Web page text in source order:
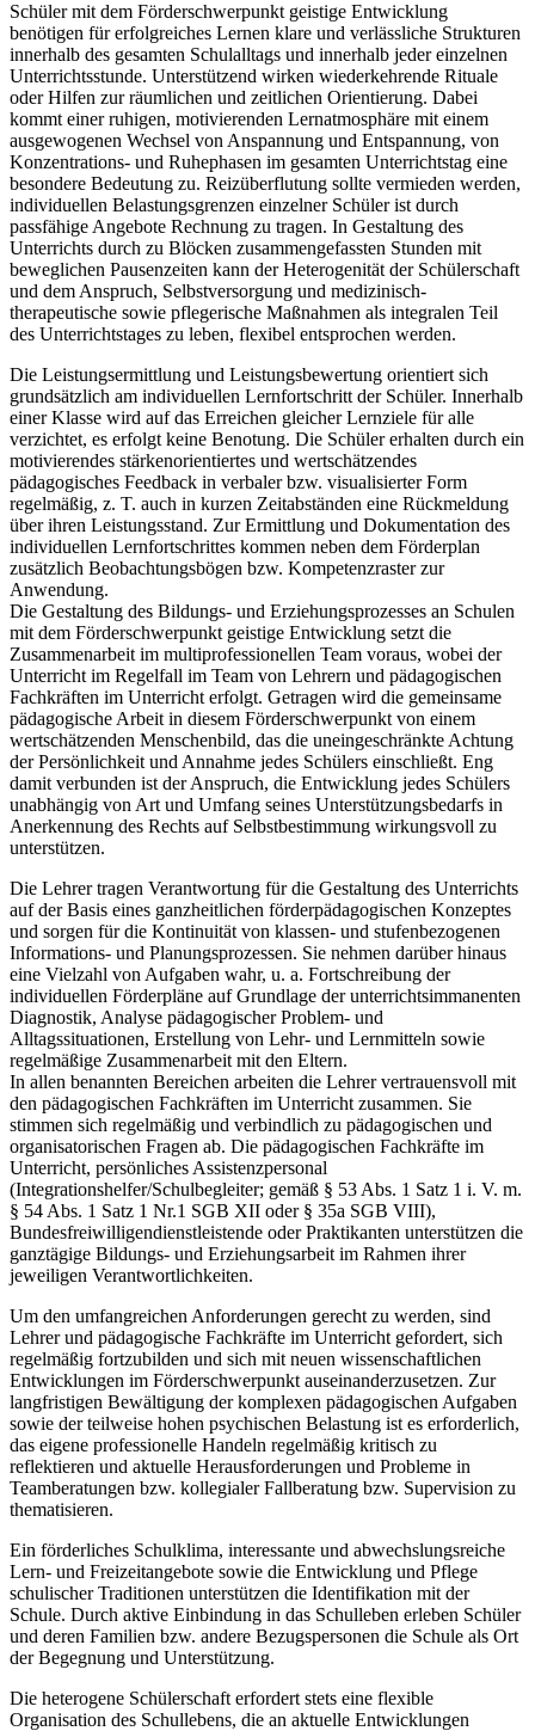
Schüler mit dem Förderschwerpunkt geistige Entwicklung
benötigen für erfolgreiches Lernen klare und verlässliche Strukturen
innerhalb des gesamten Schulalltags und innerhalb jeder einzelnen
Unterrichtsstunde. Unterstützend wirken wiederkehrende Rituale
oder Hilfen zur räumlichen und zeitlichen Orientierung. Dabei
kommt einer ruhigen, motivierenden Lernatmosphäre mit einem
ausgewogenen Wechsel von Anspannung und Entspannung, von
Konzentrations- und Ruhephasen im gesamten Unterrichtstag eine
besondere Bedeutung zu. Reizüberflutung sollte vermieden werden,
individuellen Belastungsgrenzen einzelner Schüler ist durch
passfähige Angebote Rechnung zu tragen. In Gestaltung des
Unterrichts durch zu Blöcken zusammengefassten Stunden mit
beweglichen Pausenzeiten kann der Heterogenität der Schülerschaft
und dem Anspruch, Selbstversorgung und medizinisch-
therapeutische sowie pflegerische Maßnahmen als integralen Teil
des Unterrichtstages zu leben, flexibel entsprochen werden.
Die Leistungsermittlung und Leistungsbewertung orientiert sich
grundsätzlich am individuellen Lernfortschritt der Schüler. Innerhalb
einer Klasse wird auf das Erreichen gleicher Lernziele für alle
verzichtet, es erfolgt keine Benotung. Die Schüler erhalten durch ein
motivierendes stärkenorientiertes und wertschätzendes
pädagogisches Feedback in verbaler bzw. visualisierter Form
regelmäßig, z. T. auch in kurzen Zeitabständen eine Rückmeldung
über ihren Leistungsstand. Zur Ermittlung und Dokumentation des
individuellen Lernfortschrittes kommen neben dem Förderplan
zusätzlich Beobachtungsbögen bzw. Kompetenzraster zur
Anwendung.
Die Gestaltung des Bildungs- und Erziehungsprozesses an Schulen
mit dem Förderschwerpunkt geistige Entwicklung setzt die
Zusammenarbeit im multiprofessionellen Team voraus, wobei der
Unterricht im Regelfall im Team von Lehrern und pädagogischen
Fachkräften im Unterricht erfolgt. Getragen wird die gemeinsame
pädagogische Arbeit in diesem Förderschwerpunkt von einem
wertschätzenden Menschenbild, das die uneingeschränkte Achtung
der Persönlichkeit und Annahme jedes Schülers einschließt. Eng
damit verbunden ist der Anspruch, die Entwicklung jedes Schülers
unabhängig von Art und Umfang seines Unterstützungsbedarfs in
Anerkennung des Rechts auf Selbstbestimmung wirkungsvoll zu
unterstützen.
Die Lehrer tragen Verantwortung für die Gestaltung des Unterrichts
auf der Basis eines ganzheitlichen förderpädagogischen Konzeptes
und sorgen für die Kontinuität von klassen- und stufenbezogenen
Informations- und Planungsprozessen. Sie nehmen darüber hinaus
eine Vielzahl von Aufgaben wahr, u. a. Fortschreibung der
individuellen Förderpläne auf Grundlage der unterrichtsimmanenten
Diagnostik, Analyse pädagogischer Problem- und
Alltagssituationen, Erstellung von Lehr- und Lernmitteln sowie
regelmäßige Zusammenarbeit mit den Eltern.
In allen benannten Bereichen arbeiten die Lehrer vertrauensvoll mit
den pädagogischen Fachkräften im Unterricht zusammen. Sie
stimmen sich regelmäßig und verbindlich zu pädagogischen und
organisatorischen Fragen ab. Die pädagogischen Fachkräfte im
Unterricht, persönliches Assistenzpersonal
(Integrationshelfer/Schulbegleiter; gemäß § 53 Abs. 1 Satz 1 i. V. m.
§ 54 Abs. 1 Satz 1 Nr.1 SGB XII oder § 35a SGB VIII),
Bundesfreiwilligendienstleistende oder Praktikanten unterstützen die
ganztägige Bildungs- und Erziehungsarbeit im Rahmen ihrer
jeweiligen Verantwortlichkeiten.
Um den umfangreichen Anforderungen gerecht zu werden, sind
Lehrer und pädagogische Fachkräfte im Unterricht gefordert, sich
regelmäßig fortzubilden und sich mit neuen wissenschaftlichen
Entwicklungen im Förderschwerpunkt auseinanderzusetzen. Zur
langfristigen Bewältigung der komplexen pädagogischen Aufgaben
sowie der teilweise hohen psychischen Belastung ist es erforderlich,
das eigene professionelle Handeln regelmäßig kritisch zu
reflektieren und aktuelle Herausforderungen und Probleme in
Teamberatungen bzw. kollegialer Fallberatung bzw. Supervision zu
thematisieren.
Ein förderliches Schulklima, interessante und abwechslungsreiche
Lern- und Freizeitangebote sowie die Entwicklung und Pflege
schulischer Traditionen unterstützen die Identifikation mit der
Schule. Durch aktive Einbindung in das Schulleben erleben Schüler
und deren Familien bzw. andere Bezugspersonen die Schule als Ort
der Begegnung und Unterstützung.
Die heterogene Schülerschaft erfordert stets eine flexible
Organisation des Schullebens, die an aktuelle Entwicklungen